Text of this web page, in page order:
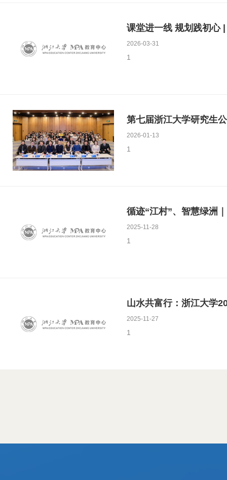
课堂进一线 规划践初心
2026-03-31
1
第七届浙江大学研究生
2026-01-13
1
循迹“江村”、智慧绿洲
2025-11-28
1
山水共富行：浙江大学
2025-11-27
1